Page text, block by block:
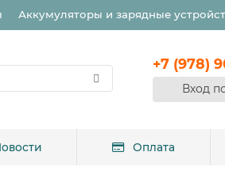
Аккумуляторы и зарядные
+7 (978)
Вход
Оплата